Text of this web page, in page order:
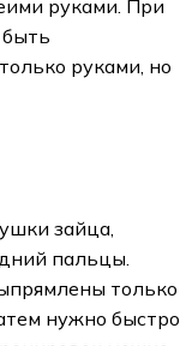
руками. При
руками, но
зайца,
пальцы.
только
нужно быстро